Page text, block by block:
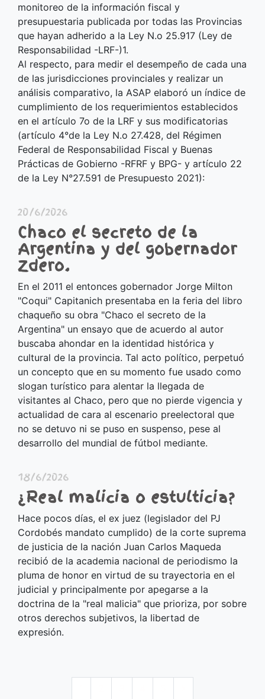
monitoreo de la información fiscal y
presupuestaria publicada por todas las Provincias
que hayan adherido a la Ley N.o 25.917 (Ley de
Responsabilidad -LRF-)1.
Al respecto, para medir el desempeño de cada una
de las jurisdicciones provinciales y realizar un
análisis comparativo, la ASAP elaboró un índice de
cumplimiento de los requerimientos establecidos
en el artículo 7o de la LRF y sus modificatorias
(artículo 4°de la Ley N.o 27.428, del Régimen
Federal de Responsabilidad Fiscal y Buenas
Prácticas de Gobierno -RFRF y BPG- y artículo 22
de la Ley N°27.591 de Presupuesto 2021):
20/6/2026
Chaco el secreto de la
Argentina y del gobernador
Zdero.
En el 2011 el entonces gobernador Jorge Milton
"Coqui" Capitanich presentaba en la feria del libro
chaqueño su obra "Chaco el secreto de la
Argentina" un ensayo que de acuerdo al autor
buscaba ahondar en la identidad histórica y
cultural de la provincia. Tal acto político, perpetuó
un concepto que en su momento fue usado como
slogan turístico para alentar la llegada de
visitantes al Chaco, pero que no pierde vigencia y
actualidad de cara al escenario preelectoral que
no se detuvo ni se puso en suspenso, pese al
desarrollo del mundial de fútbol mediante.
18/6/2026
¿Real malicia o estulticia?
Hace pocos días, el ex juez (legislador del PJ
Cordobés mandato cumplido) de la corte suprema
de justicia de la nación Juan Carlos Maqueda
recibió de la academia nacional de periodismo la
pluma de honor en virtud de su trayectoria en el
judicial y principalmente por apegarse a la
doctrina de la "real malicia" que prioriza, por sobre
otros derechos subjetivos, la libertad de
expresión.